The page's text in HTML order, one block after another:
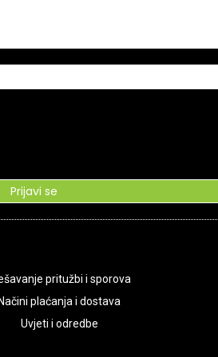
Prijavi se
pritužbi i sporova
plaćanja i dostava
Uvjeti i odredbe